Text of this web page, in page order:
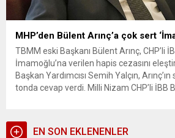
MHP’den Bülent Arınç’a çok sert
TBMM eski Başkanı Bülent Arınç, CHP’li
İmamoğlu’na verilen hapis cezasını
Başkan Yardımcısı Semih Yalçın,
tonda cevap verdi. Milli Nizam CHP’li İBB
Semih...
EN SON EKLENENLER